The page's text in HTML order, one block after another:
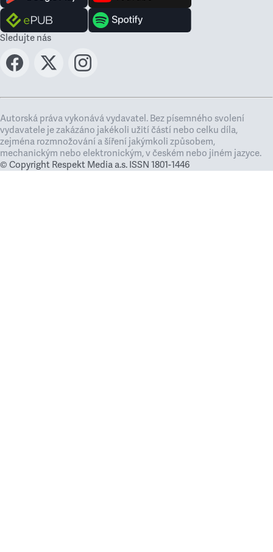
Sledujte nás
Autorská práva vykonává vydavatel. Bez písemného svolení
vydavatele je zakázáno jakékoli užití částí nebo celku díla,
zejména rozmnožování a šíření jakýmkoli způsobem,
mechanickým nebo elektronickým, v českém nebo jiném jazyce.
© Copyright Respekt Media a.s. ISSN 1801-1446